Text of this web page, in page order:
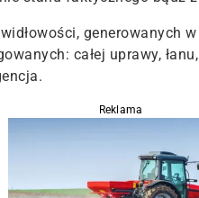
generowanych
całej uprawy,
Reklama